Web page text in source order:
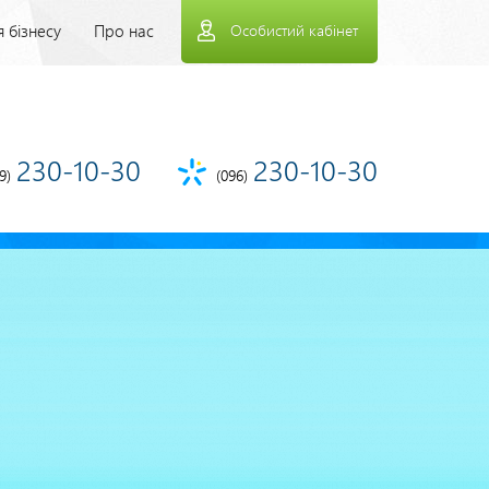
Особистий кабінет
бізнесу Про нас
230-10-30 (096) 230-10-30